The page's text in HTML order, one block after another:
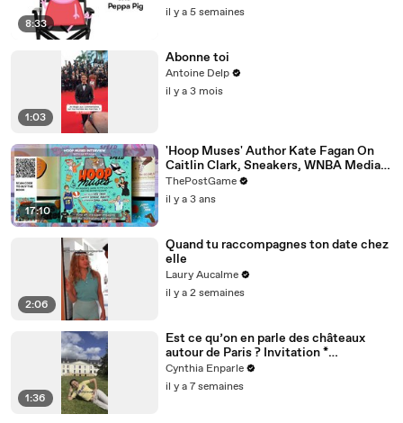
8:33
il y a 5 semaines
1:03
Abonne toi
Antoine Delp
il y a 3 mois
17:10
'Hoop Muses' Author Kate Fagan On
Caitlin Clark, Sneakers, WNBA Media
And Women's Basketball History
ThePostGame
il y a 3 ans
2:06
Quand tu raccompagnes ton date chez
elle
Laury Aucalme
il y a 2 semaines
1:36
Est ce qu’on en parle des châteaux
autour de Paris ? Invitation *
@dolceversailles
Cynthia Enparle
il y a 7 semaines